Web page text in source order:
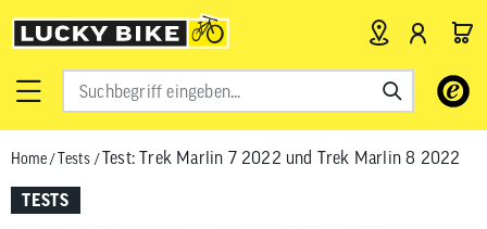
Verwende
Pfeile
nach
Home/Tests /Test: Trek Marlin 7 2022 und Trek Marlin 8 2022
TESTS